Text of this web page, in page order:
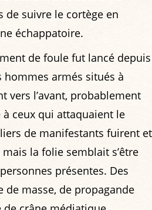
de suivre le cortège en
échappatoire.
de foule fut lancé depuis
hommes armés situés à
vers l’avant, probablement
ceux qui attaquaient le
de manifestants fuirent et
la folie semblait s’être
présentes. Des
de masse, de propagande